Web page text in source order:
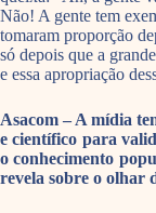
Não! A gente tem
tomaram proporção
só depois que a
e essa apropriação
Asacom – A mídia
e científico para
o conhecimento
revela sobre o olhar